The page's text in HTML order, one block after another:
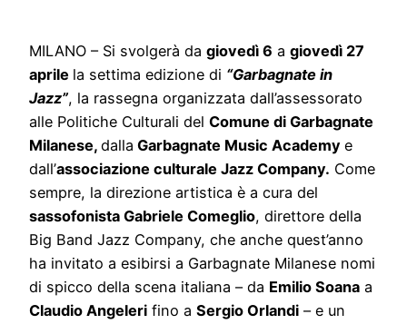
MILANO – Si svolgerà da giovedì 6 a giovedì 27
aprile la settima edizione di “Garbagnate in
Jazz”, la rassegna organizzata dall’assessorato
alle Politiche Culturali del Comune di Garbagnate
Milanese, dalla Garbagnate Music Academy e
dall’associazione culturale Jazz Company. Come
sempre, la direzione artistica è a cura del
sassofonista Gabriele Comeglio, direttore della
Big Band Jazz Company, che anche quest’anno
ha invitato a esibirsi a Garbagnate Milanese nomi
di spicco della scena italiana – da Emilio Soana a
Claudio Angeleri fino a Sergio Orlandi – e un